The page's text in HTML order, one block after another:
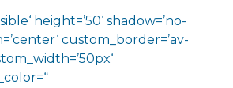
height=’50‘ shadow=’no-
custom_border=’av-